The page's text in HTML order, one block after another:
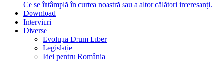
Ce se întâmplă în curtea noastră sau a altor călători interesanți.
Download
Interviuri
Diverse
Evoluția Drum Liber
Legislație
Idei pentru România